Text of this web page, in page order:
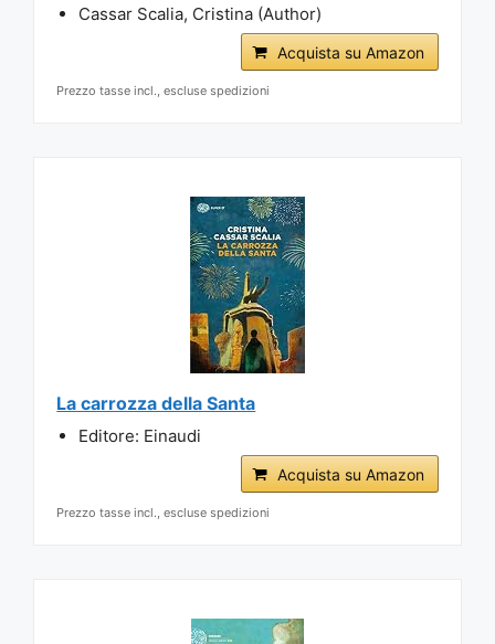
Cassar Scalia, Cristina (Author)
Acquista su Amazon
Prezzo tasse incl., escluse spedizioni
La carrozza della Santa
Editore: Einaudi
Acquista su Amazon
Prezzo tasse incl., escluse spedizioni